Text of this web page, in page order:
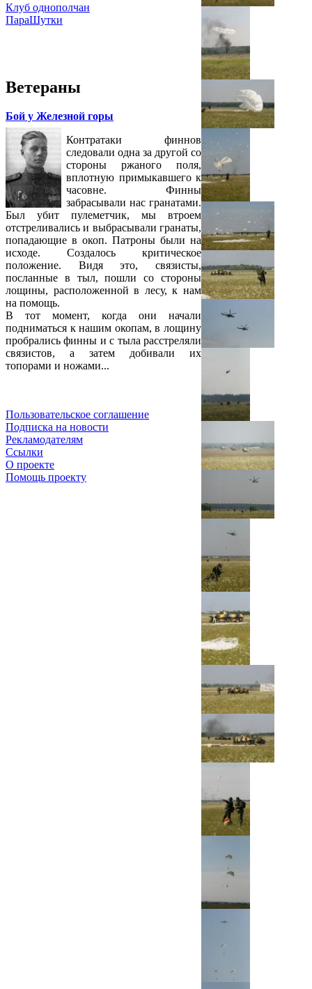
Клуб однополчан
ПараШутки
Ветераны
Бой у Железной горы
Контратаки финнов
следовали одна за другой со
стороны ржаного поля,
вплотную примыкавшего к
часовне. Финны
забрасывали нас гранатами.
Был убит пулеметчик, мы втроем
отстреливались и выбрасывали гранаты,
попадающие в окоп. Патроны были на
исходе. Создалось критическое
положение. Видя это, связисты,
посланные в тыл, пошли со стороны
лощины, расположенной в лесу, к нам
на помощь.
В тот момент, когда они начали
подниматься к нашим окопам, в лощину
пробрались финны и с тыла расстреляли
связистов, а затем добивали их
топорами и ножами...
Пользовательское соглашение
Подписка на новости
Рекламодателям
Ссылки
О проекте
Помощь проекту